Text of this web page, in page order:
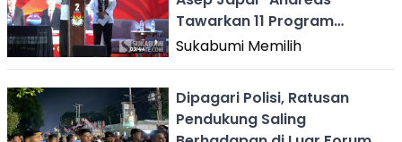
Tawarkan 11 Program
Unggulan
Sukabumi Memilih
Dipagari Polisi, Ratusan
Pendukung Saling